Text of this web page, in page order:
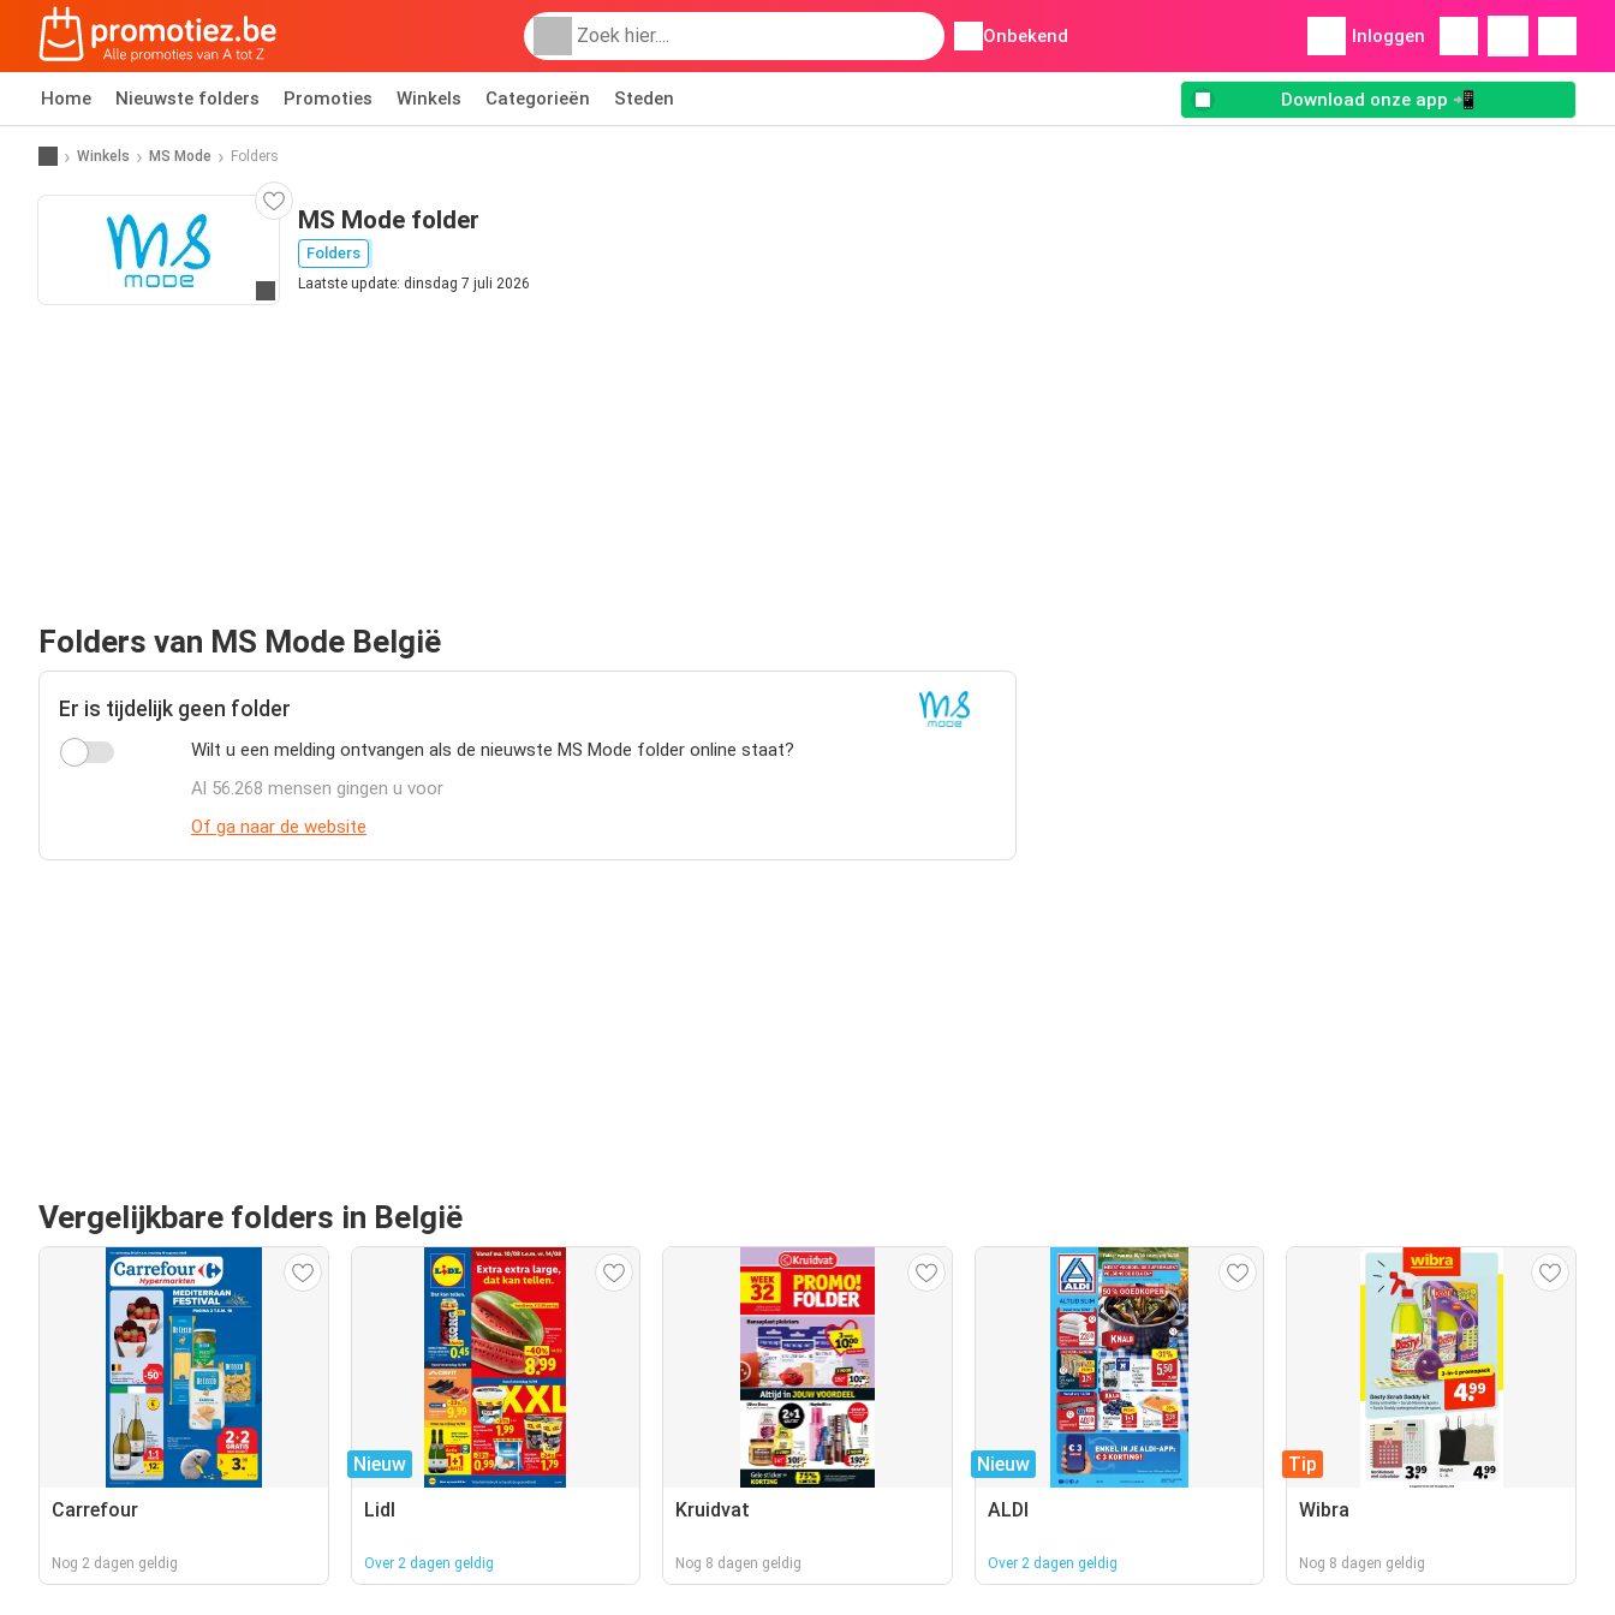
Onbekend Inloggen
Home Nieuwste folders Promoties Winkels Categorieën Steden Download onze app 📲
Winkels MS Mode Folders
Ga naar website
MS Mode folder
Folders
Laatste update: dinsdag 7 juli 2026
Folders van MS Mode België
Er is tijdelijk geen folder
Wilt u een melding ontvangen als de nieuwste MS Mode folder online staat?
Al 56.268 mensen gingen u voor
Of ga naar de website
Vergelijkbare folders in België
Carrefour
Nog 2 dagen geldig
Nieuw
Lidl
Over 2 dagen geldig
Kruidvat
Nog 8 dagen geldig
Nieuw
ALDI
Over 2 dagen geldig
Tip
Wibra
Nog 8 dagen geldig